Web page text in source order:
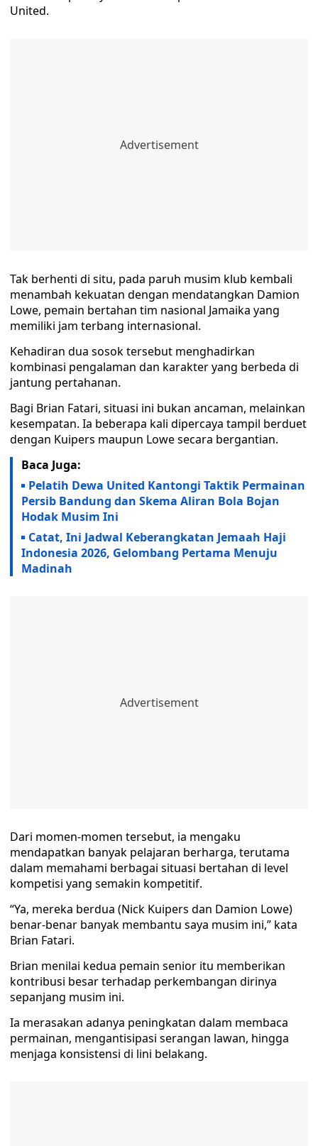
United.
Tak berhenti di situ, pada paruh musim klub kembali
menambah kekuatan dengan mendatangkan Damion
Lowe, pemain bertahan tim nasional Jamaika yang
memiliki jam terbang internasional.
Kehadiran dua sosok tersebut menghadirkan
kombinasi pengalaman dan karakter yang berbeda di
jantung pertahanan.
Bagi Brian Fatari, situasi ini bukan ancaman, melainkan
kesempatan. Ia beberapa kali dipercaya tampil berduet
dengan Kuipers maupun Lowe secara bergantian.
Baca Juga:
Pelatih Dewa United Kantongi Taktik Permainan
Persib Bandung dan Skema Aliran Bola Bojan
Hodak Musim Ini
Catat, Ini Jadwal Keberangkatan Jemaah Haji
Indonesia 2026, Gelombang Pertama Menuju
Madinah
Dari momen-momen tersebut, ia mengaku
mendapatkan banyak pelajaran berharga, terutama
dalam memahami berbagai situasi bertahan di level
kompetisi yang semakin kompetitif.
“Ya, mereka berdua (Nick Kuipers dan Damion Lowe)
benar-benar banyak membantu saya musim ini,” kata
Brian Fatari.
Brian menilai kedua pemain senior itu memberikan
kontribusi besar terhadap perkembangan dirinya
sepanjang musim ini.
Ia merasakan adanya peningkatan dalam membaca
permainan, mengantisipasi serangan lawan, hingga
menjaga konsistensi di lini belakang.